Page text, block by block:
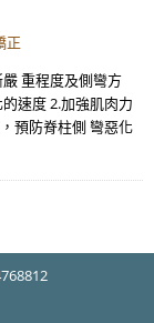
正
重程度及側彎方
速度 2.加強肌肉力
預防脊柱側 彎惡化